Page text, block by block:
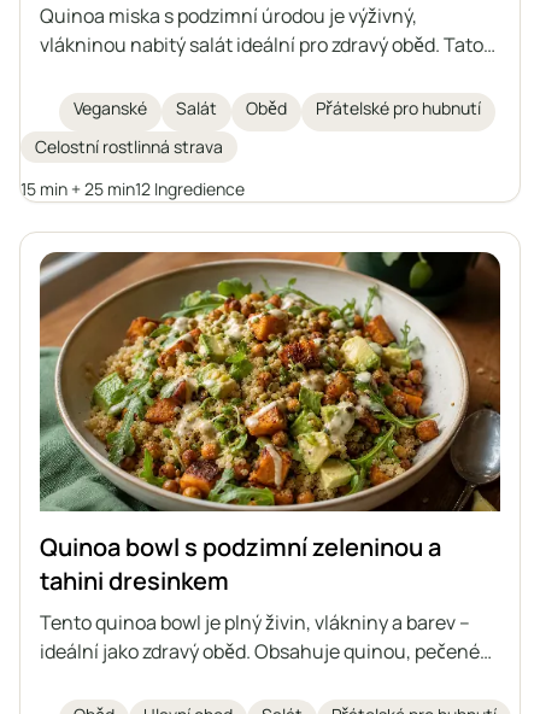
Quinoa miska s podzimní úrodou je výživný,
vlákninou nabitý salát ideální pro zdravý oběd. Tato
batáty, křupavou cizrnu, krémové avokádo,
naklíčená dýňová semínka, listovou zeleninu a
pikantní domácí tahini dresink. Ingredience dodávají
antioxidanty, bílkoviny a zdravé tuky pro
ty, kteří hledají plnohodnotné a dietní jídlo.
Veganské Salát Oběd
Přátelské pro hubnutí
Celostní rostlinná strava
15 min + 25 min12 Ingredience
Quinoa bowl s podzimní zeleninou a
tahini dresinkem
Tento quinoa bowl je plný živin, vlákniny a barev –
ideální jako zdravý oběd. Obsahuje quinou, pečené